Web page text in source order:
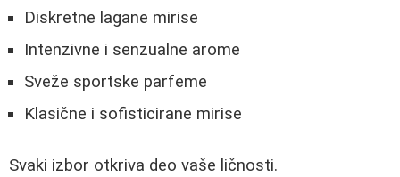
Diskretne lagane mirise
Intenzivne i senzualne arome
Sveže sportske parfeme
Klasične i sofisticirane mirise
Svaki izbor otkriva deo vaše ličnosti.